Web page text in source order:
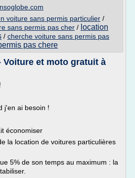
voiture sans permis particulier /
sans permis pas cher / location
/ cherche voiture sans permis pas
pas chere
Voiture et moto gratuit à
j'en ai besoin !
économiser
la location de voitures particulières
5% de son temps au maximum : la